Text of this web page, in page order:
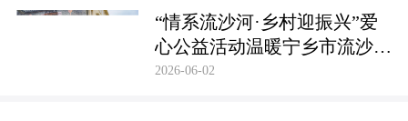
“情系流沙河·乡村迎振兴”爱
心公益活动温暖宁乡市流沙河
镇
2026-06-02